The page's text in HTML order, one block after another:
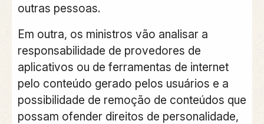
outras pessoas.
Em outra, os ministros vão analisar a
responsabilidade de provedores de
aplicativos ou de ferramentas de internet
pelo conteúdo gerado pelos usuários e a
possibilidade de remoção de conteúdos que
possam ofender direitos de personalidade,